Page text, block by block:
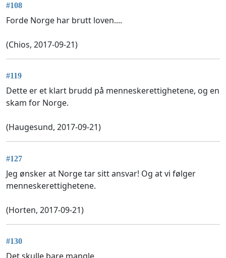
#108
Forde Norge har brutt loven....
(Chios, 2017-09-21)
#119
Dette er et klart brudd på menneskerettighetene, og en
skam for Norge.
(Haugesund, 2017-09-21)
#127
Jeg ønsker at Norge tar sitt ansvar! Og at vi følger
menneskerettighetene.
(Horten, 2017-09-21)
#130